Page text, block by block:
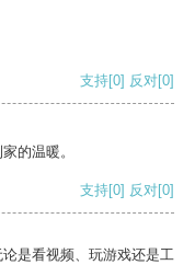
支持[0] 反对[0]
的温暖。
支持[0] 反对[0]
是看视频、玩游戏还是工